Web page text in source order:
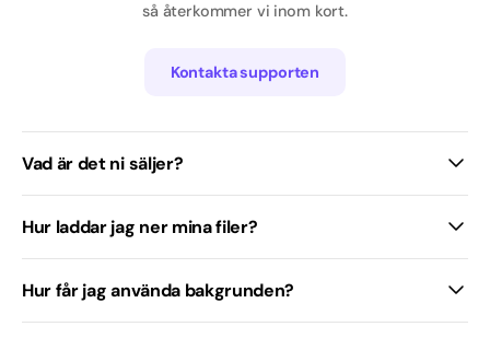
så återkommer vi inom kort.
Kontakta supporten
Vad är det ni säljer?
Hur laddar jag ner mina filer?
Hur får jag använda bakgrunden?